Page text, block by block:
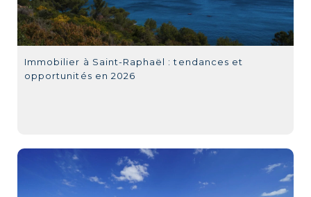
Immobilier à Saint-Raphaël : tendances et
opportunités en 2026